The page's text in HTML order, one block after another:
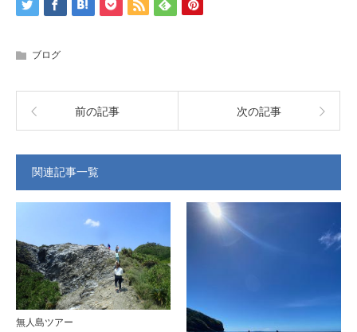
ブログ
前の記事 次の記事
関連記事一覧
無人島ツアー